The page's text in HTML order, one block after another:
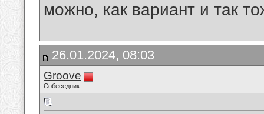
можно, как вариант и так
26.01.2024, 08:03
Groove
Собеседник